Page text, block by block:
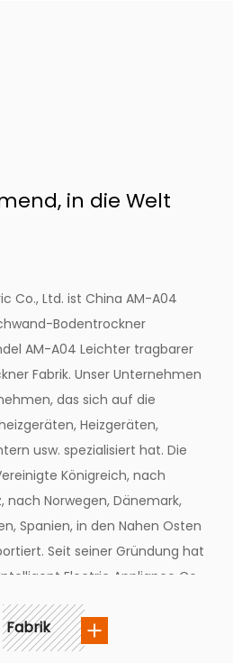
in die Welt
Co., Ltd. ist China AM-A04
Bodentrockner
AM-A04 Leichter tragbarer
Fabrik. Unser Unternehmen
das sich auf die
Heizgeräten,
usw. spezialisiert hat. Die
Königreich, nach
nach Norwegen, Dänemark,
Spanien, in den Nahen Osten
Seit seiner Gründung hat
Electric Appliance Co.,
und Forschung
entwickelt, die
sowie das Stanzen und
Fabrik